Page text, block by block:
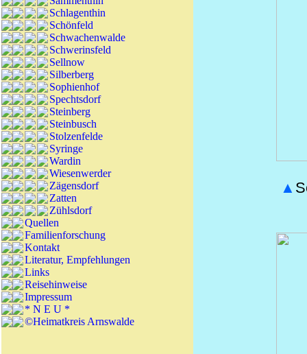
Schlagenthin
Schönfeld
Schwachenwalde
Schwerinsfeld
Sellnow
Silberberg
Sophienhof
Spechtsdorf
Steinberg
Steinbusch
Stolzenfelde
Syringe
Wardin
Wiesenwerder
Zägensdorf
Zatten
Zühlsdorf
Quellen
Familienforschung
Kontakt
Literatur, Empfehlungen
Links
Reisehinweise
Impressum
* N E U *
©Heimatkreis Arnswalde
▲